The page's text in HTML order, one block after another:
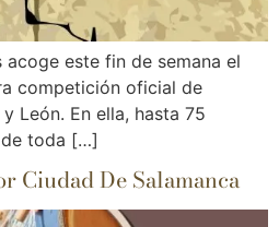
este fin de semana el
competición oficial de
León. En ella, hasta 75
de toda […]
Ciudad De Salamanca